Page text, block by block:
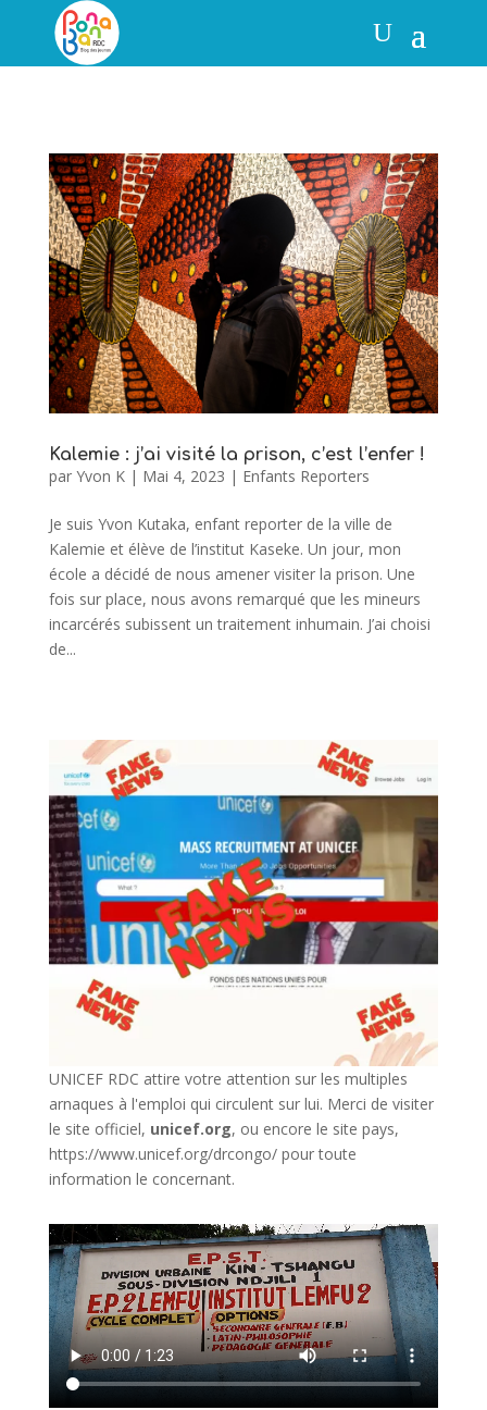
Kalemie : j’ai visité la prison, c’est l’enfer !
par Yvon K| Mai 4, 2023 | Enfants Reporters
Je suis Yvon Kutaka, enfant reporter de la ville de
Kalemie et élève de l’institut Kaseke. Un jour, mon
école a décidé de nous amener visiter la prison. Une
fois sur place, nous avons remarqué que les mineurs
incarcérés subissent un traitement inhumain. J’ai choisi
de...
UNICEF RDC attire votre attention sur les multiples
arnaques à l'emploi qui circulent sur lui. Merci de visiter
le site officiel, unicef.org, ou encore le site pays,
https://www.unicef.org/drcongo/pour toute
information le concernant.